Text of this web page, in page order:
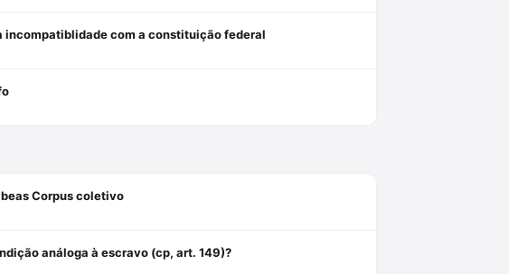
incompatiblidade com a constituição federal
Corpus coletivo
análoga à escravo (cp, art. 149)?